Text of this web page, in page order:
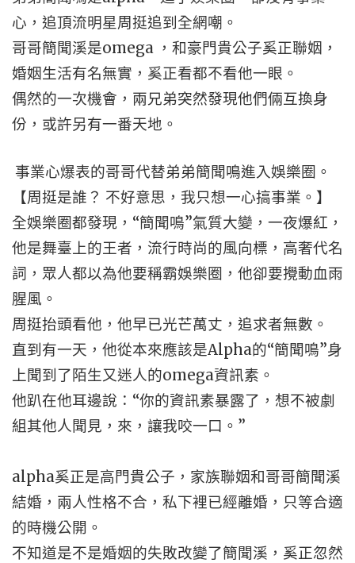
心，追頂流明星周挺追到全網嘲。
哥哥簡聞溪是omega ，和豪門貴公子奚正聯姻，
婚姻生活有名無實，奚正看都不看他一眼。
偶然的一次機會，兩兄弟突然發現他們倆互換身
份，或許另有一番天地。
事業心爆表的哥哥代替弟弟簡聞鳴進入娛樂圈。
【周挺是誰？ 不好意思，我只想一心搞事業。】
全娛樂圈都發現，“簡聞鳴”氣質大變，一夜爆紅，
他是舞臺上的王者，流行時尚的風向標，高奢代名
詞，眾人都以為他要稱霸娛樂圈，他卻要攪動血雨
腥風。
周挺抬頭看他，他早已光芒萬丈，追求者無數。
直到有一天，他從本來應該是Alpha的“簡聞鳴”身
上聞到了陌生又迷人的omega資訊素。
他趴在他耳邊說：“你的資訊素暴露了，想不被劇
組其他人聞見，來，讓我咬一口。”
alpha奚正是高門貴公子，家族聯姻和哥哥簡聞溪
結婚，兩人性格不合，私下裡已經離婚，只等合適
的時機公開。
不知道是不是婚姻的失敗改變了簡聞溪，奚正忽然